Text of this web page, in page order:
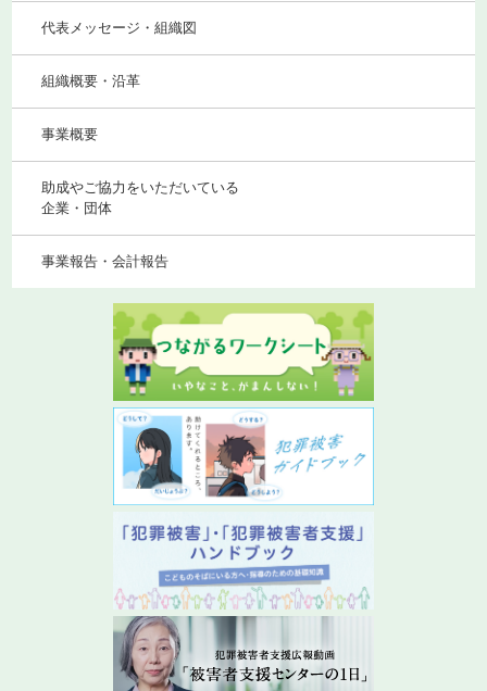
代表メッセージ・組織図
組織概要・沿革
事業概要
助成やご協力をいただいている
企業・団体
事業報告・会計報告